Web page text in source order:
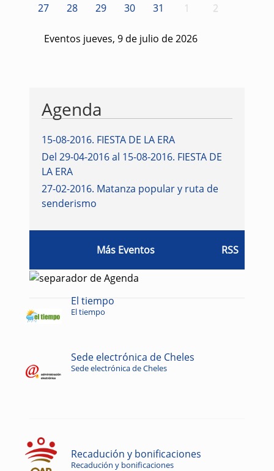
27
28 29 30 31 1 2
Eventos jueves, 9 de julio de 2026
Agenda
15-08-2016. FIESTA DE LA ERA
Del 29-04-2016 al 15-08-2016. FIESTA DE
LA ERA
27-02-2016. Matanza popular y ruta de
senderismo
Más Eventos RSS
El tiempo
El tiempo
Sede electrónica de Cheles
Sede electrónica de Cheles
Recadución y bonificaciones
Recadución y bonificaciones